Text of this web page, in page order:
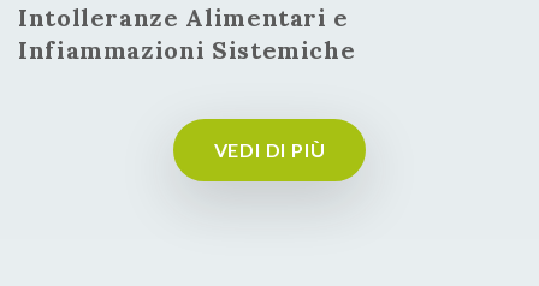
Intolleranze Alimentari e
Infiammazioni Sistemiche
VEDI DI PIÙ